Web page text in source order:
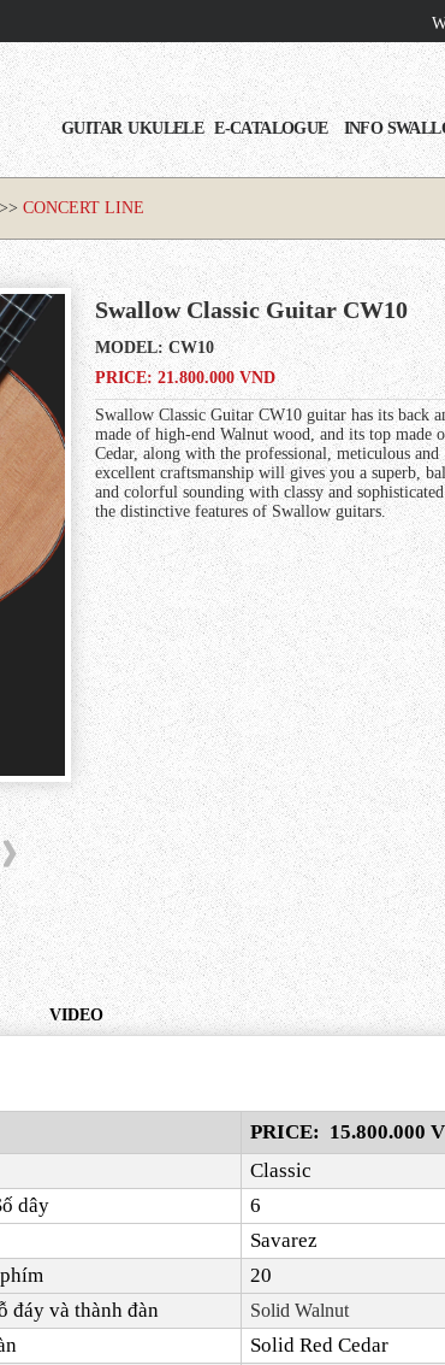
GUITAR UKULELE E-CATALOGUE INFO
CONCERT LINE
Swallow Classic Guitar CW10
MODEL: CW10
PRICE: 21.800.000 VND
Swallow Classic Guitar CW10 guitar has its back
made of high-end Walnut wood, and its top made
Cedar, along with the professional, meticulous and
excellent craftsmanship will gives you a superb,
and colorful sounding with classy and
the distinctive features of Swallow guitars.
VIDEO
PRICE: 15.800.000
Classic
dây
6
Savarez
20
đáy và thành đàn
Solid Walnut
Solid Red Cedar